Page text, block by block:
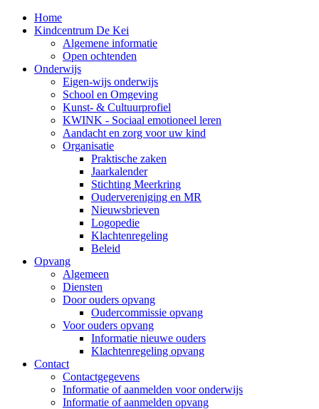
Home
Kindcentrum De Kei
Algemene informatie
Open ochtenden
Onderwijs
Eigen-wijs onderwijs
School en Omgeving
Kunst- & Cultuurprofiel
KWINK - Sociaal emotioneel leren
Aandacht en zorg voor uw kind
Organisatie
Praktische zaken
Jaarkalender
Stichting Meerkring
Oudervereniging en MR
Nieuwsbrieven
Logopedie
Klachtenregeling
Beleid
Opvang
Algemeen
Diensten
Door ouders opvang
Oudercommissie opvang
Voor ouders opvang
Informatie nieuwe ouders
Klachtenregeling opvang
Contact
Contactgegevens
Informatie of aanmelden voor onderwijs
Informatie of aanmelden opvang